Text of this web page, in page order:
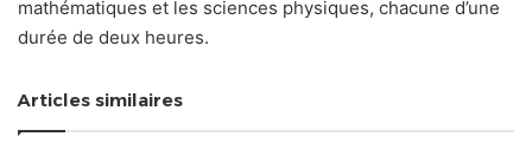
mathématiques et les sciences physiques, chacune d’une
durée de deux heures.
Articles similaires